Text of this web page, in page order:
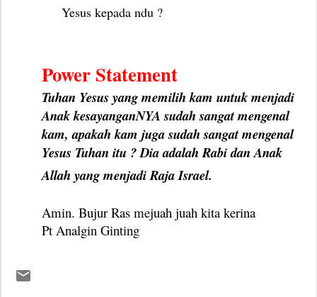
Yesus kepada ndu ?
Power Statement
Tuhan Yesus yang memilih kam untuk menjadi
Anak kesayanganNYA sudah sangat mengenal
kam, apakah kam juga sudah sangat mengenal
Yesus Tuhan itu ? Dia adalah Rabi dan Anak
Allah yang menjadi Raja Israel.
Amin. Bujur Ras mejuah juah kita kerina
Pt Analgin Ginting